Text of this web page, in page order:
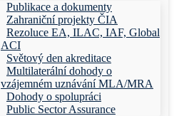
Publikace a dokumenty
Zahraniční projekty ČIA
Rezoluce EA, ILAC, IAF, Global
ACI
Světový den akreditace
Multilaterální dohody o
vzájemném uznávání MLA/MRA
Dohody o spolupráci
Public Sector Assurance